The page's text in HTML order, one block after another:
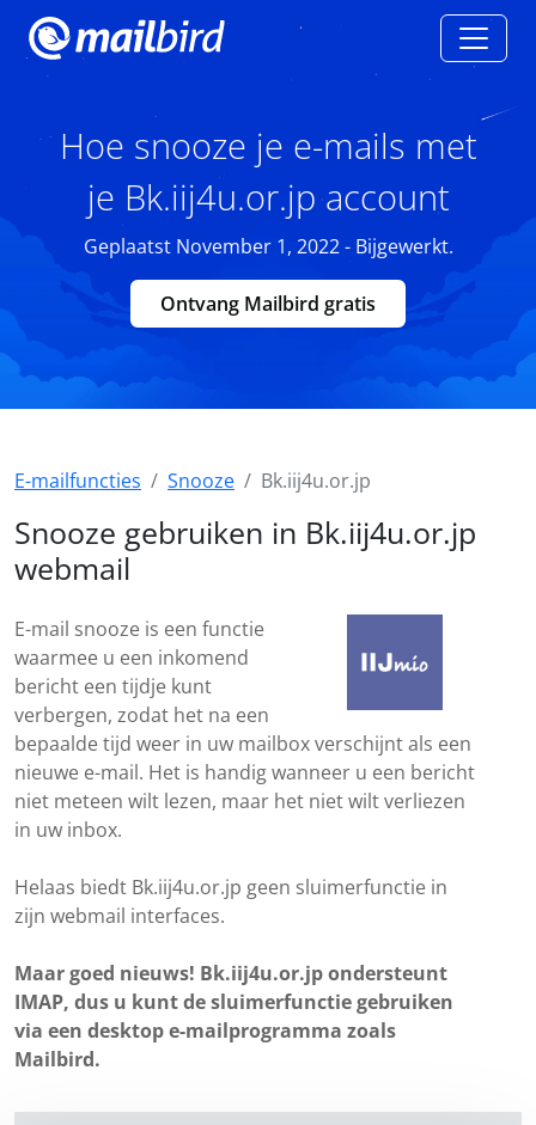
Hoe snooze je e-mails met
je Bk.iij4u.or.jp account
Geplaatst November 1, 2022 - Bijgewerkt.
Ontvang Mailbird gratis
E-mailfuncties Snooze Bk.iij4u.or.jp
Snooze gebruiken in Bk.iij4u.or.jp
webmail
E-mail snooze is een functie
waarmee u een inkomend
bericht een tijdje kunt
verbergen, zodat het na een
bepaalde tijd weer in uw mailbox verschijnt als een
nieuwe e-mail. Het is handig wanneer u een bericht
niet meteen wilt lezen, maar het niet wilt verliezen
in uw inbox.
Helaas biedt Bk.iij4u.or.jp geen sluimerfunctie in
zijn webmail interfaces.
Maar goed nieuws! Bk.iij4u.or.jp ondersteunt
IMAP, dus u kunt de sluimerfunctie gebruiken
via een desktop e-mailprogramma zoals
Mailbird.